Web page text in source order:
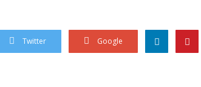
Twitter Google